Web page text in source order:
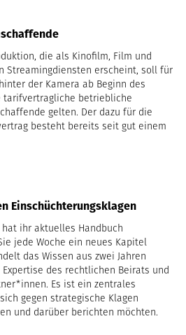
die als Kinofilm, Film und
Streamingdiensten erscheint, soll für
der Kamera ab Beginn des
tarifvertragliche betriebliche
gelten. Der dazu für die
besteht bereits seit gut einem
Einschüchterungsklagen
hat ihr aktuelles Handbuch
jede Woche ein neues Kapitel
das Wissen aus zwei Jahren
des rechtlichen Beirats und
Es ist ein zentrales
gegen strategische Klagen
und darüber berichten möchten.